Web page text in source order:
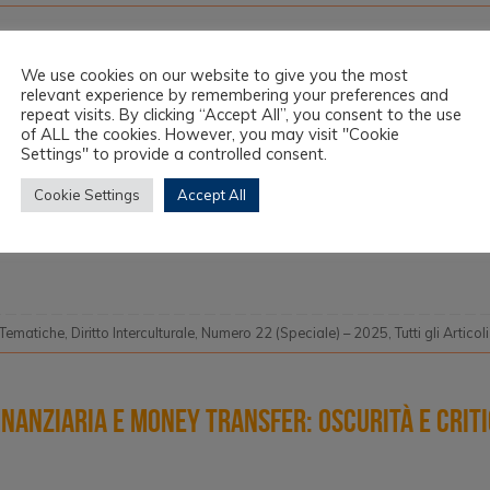
del mercato energetico e inclusione
progetto di semplificazione della bolletta commissionato da
di abbandonare “l’antilingua” del principale canale
era in grado di leggere la fattura che la sua azienda inviava
, Diritto Interculturale, Numero 22 (Speciale) – 2025,Tutti gli Articoli
e money transfer: oscurità e
We use cookies on our website to give you the most
relevant experience by remembering your preferences and
repeat visits. By clicking “Accept All”, you consent to the use
of ALL the cookies. However, you may visit "Cookie
Settings" to provide a controlled consent.
Cookie Settings Accept All